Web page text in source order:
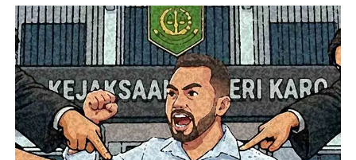
BACA JUGA Keutamaan Surah Al-Ahqaf:
Pengingat bagi Umat Manusia dan Sumber
Keberkahan
Selain itu, Rasulullah SAW juga menjelaskan beberapa
keutamaan membaca Surat Al-Ahqaf. Di antaranya,
pembacanya akan terhindar dari kegelisahan hidup,
memperoleh perlindungan di hari kiamat, serta menjadi